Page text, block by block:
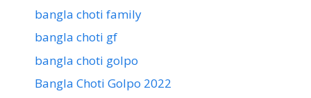
bangla choti family
bangla choti gf
bangla choti golpo
Bangla Choti Golpo 2022